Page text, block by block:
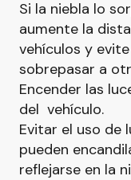
Si la niebla lo
aumente la
vehículos y
sobrepasar a
Encender las
del vehículo.
Evitar el uso de
pueden
reflejarse en la